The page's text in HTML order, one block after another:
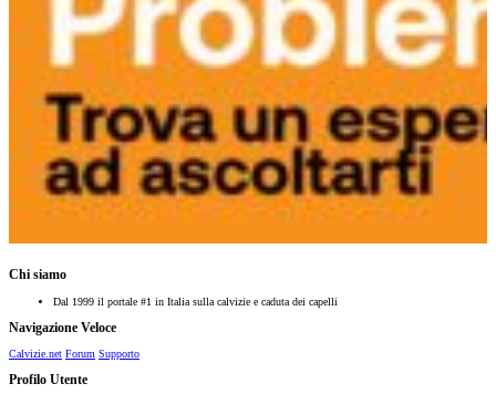
Chi siamo
Dal 1999 il portale #1 in Italia sulla calvizie e caduta dei capelli
Navigazione Veloce
Calvizie.net Forum Supporto
Profilo Utente